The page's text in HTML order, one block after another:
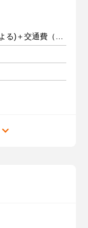
時給1225円～1495円(部門による)＋交通費（社内規定）